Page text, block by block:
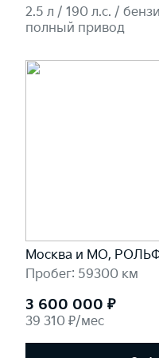
2.5 л / 190 л.c. /
полный привод
Москва и МО,
Пробег: 59300 км
3 600 000 ₽
39 310 ₽/мес